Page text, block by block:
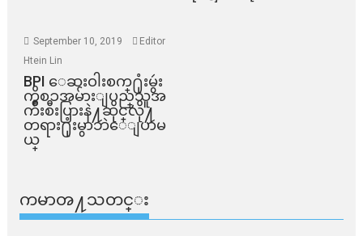
September 10, 2019
Editor
Htein Lin
BPI ​ေဆးဝါးစက္​႐ုံးမွဴး
ကိစၥအမ်ားျပည္​သူအ
က်ိဳးစီးပြားနဲ႔ဆိုင္​လို႔
တရား႐ုံးမွာဘဲေျပာမ
ယ္​
ကမာၻ႔သတင္း